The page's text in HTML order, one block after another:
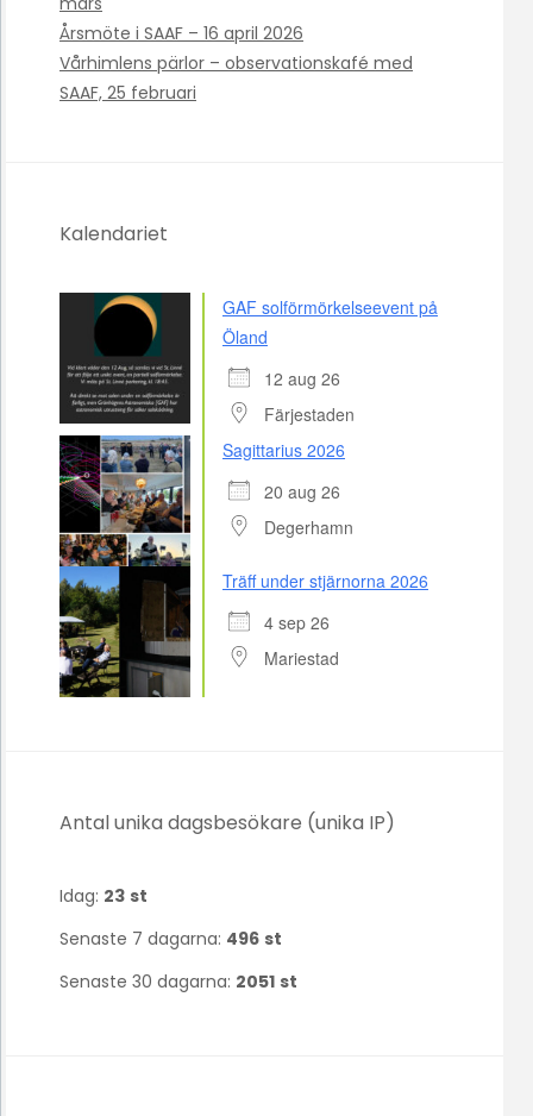
Årsmöte i SAAF – 16 april 2026
Vårhimlens pärlor – observationskafé med
SAAF, 25 februari
Kalendariet
GAF solförmörkelseevent på
Öland
12 aug 26
Färjestaden
Sagittarius 2026
20 aug 26
Degerhamn
Träff under stjärnorna 2026
4 sep 26
Mariestad
Antal unika dagsbesökare (unika IP)
Idag: 23 st
Senaste 7 dagarna: 496 st
Senaste 30 dagarna: 2051 st